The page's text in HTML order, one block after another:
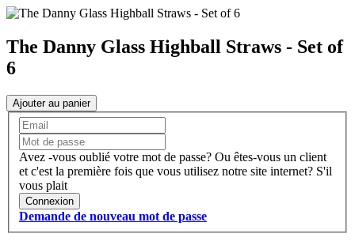
The Danny Glass Highball Straws - Set of
6
Ajouter au panier
Avez -vous oublié votre mot de passe? Ou êtes-vous un client
et c'est la première fois que vous utilisez notre site internet? S'il
vous plait
Connexion
Demande de nouveau mot de passe